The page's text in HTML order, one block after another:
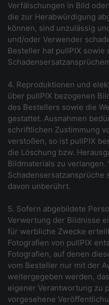
Verfälschungen in Bild
die zur Herabwürdigung
können, sind unzulässig
und/oder Verwender
Besteller hat pullPIX sowie
4. Reproduktionen und
über pullPIX bezogenen
des Bestellers sowie die
gestattet. Ausnahmen
schriftlichen Zustimmung
verstoßen, so ist pullPIX
die Löschung bzw.
Bildmaterials zu verlangen.
Schadensersatzansprüche
davon unberührt.
5. Sofern abgebildete
Verwertung der Bildnisse
für werbliche Zwecke
Fotografien von pullPIX
Fotografien, auf denen
vom Besteller nur mit der
weitergegeben werden,
eigener Verantwortung zu
vorgesehene